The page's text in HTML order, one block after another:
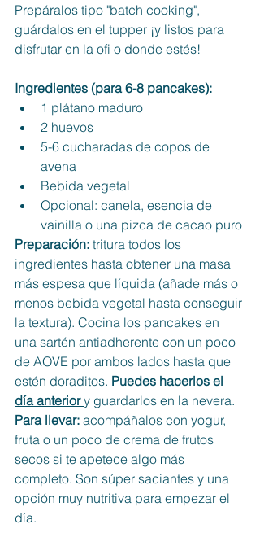
Prepáralos tipo "batch cooking",
guárdalos en el tupper ¡y listos para
disfrutar en la ofi o donde estés!
Ingredientes (para 6-8 pancakes):
1 plátano maduro
2 huevos
5-6 cucharadas de copos de
avena
Bebida vegetal
Opcional: canela, esencia de
vainilla o una pizca de cacao puro
Preparación: tritura todos los
ingredientes hasta obtener una masa
más espesa que líquida (añade más o
menos bebida vegetal hasta conseguir
la textura). Cocina los pancakes en
una sartén antiadherente con un poco
de AOVE por ambos lados hasta que
estén doraditos. Puedes hacerlos el
día anterior y guardarlos en la nevera.
Para llevar: acompáñalos con yogur,
fruta o un poco de crema de frutos
secos si te apetece algo más
completo. Son súper saciantes y una
opción muy nutritiva para empezar el
día.